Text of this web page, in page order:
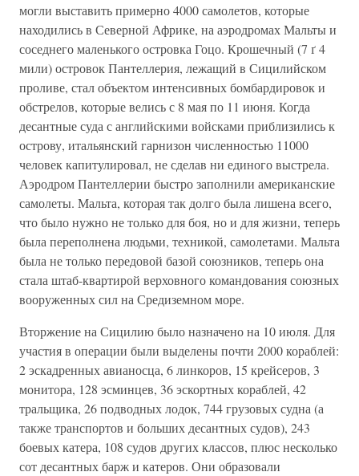
могли выставить примерно 4000 самолетов, которые
находились в Северной Африке, на аэродромах Мальты и
соседнего маленького островка Гоцо. Крошечный (7 ґ 4
мили) островок Пантеллерия, лежащий в Сицилийском
проливе, стал объектом интенсивных бомбардировок и
обстрелов, которые велись с 8 мая по 11 июня. Когда
десантные суда с английскими войсками приблизились к
острову, итальянский гарнизон численностью 11000
человек капитулировал, не сделав ни единого выстрела.
Аэродром Пантеллерии быстро заполнили американские
самолеты. Мальта, которая так долго была лишена всего,
что было нужно не только для боя, но и для жизни, теперь
была переполнена людьми, техникой, самолетами. Мальта
была не только передовой базой союзников, теперь она
стала штаб-квартирой верховного командования союзных
вооруженных сил на Средиземном море.
Вторжение на Сицилию было назначено на 10 июля. Для
участия в операции были выделены почти 2000 кораблей:
2 эскадренных авианосца, 6 линкоров, 15 крейсеров, 3
монитора, 128 эсминцев, 36 эскортных кораблей, 42
тральщика, 26 подводных лодок, 744 грузовых судна (а
также транспортов и больших десантных судов), 243
боевых катера, 108 судов других классов, плюс несколько
сот десантных барж и катеров. Они образовали